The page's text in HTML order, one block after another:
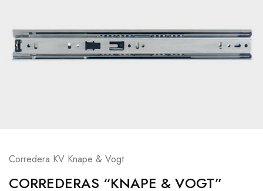
Corredera KV Knape & Vogt
CORREDERAS “KNAPE & VOGT”